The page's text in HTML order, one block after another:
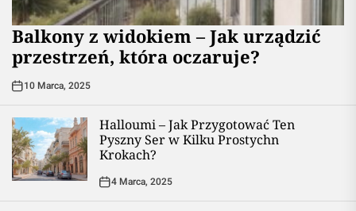
Balkony z widokiem – Jak urządzić
przestrzeń, która oczaruje?
10 Marca, 2025
Halloumi – Jak Przygotować Ten
Pyszny Ser w Kilku Prostychn
Krokach?
4 Marca, 2025